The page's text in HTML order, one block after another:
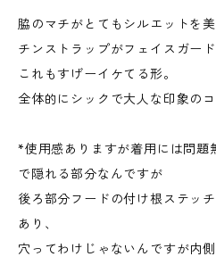
脇のマチがとてもシルエットを美
チンストラップがフェイスガー
これもすげーイケてる形。
全体的にシックで大人な印象のコ
*使用感ありますが着用には問題
で隠れる部分なんですが
後ろ部分フードの付け根ステッ
あり、
穴ってわけじゃないんですが内